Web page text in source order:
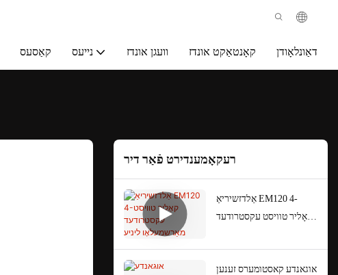
קאַסעס נייעס וועגן אונדז קאָנטאַקט אונדז דאַונלאָודן
רעקאָמענדירט פֿאַר דיר
אַלדזשיריאַ EM120 4-
קאָליר טוויסט עקסטרודעד
אוגאנדע קאסטומערס זענען